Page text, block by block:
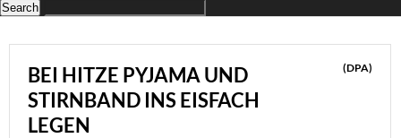
BEI HITZE PYJAMA UND
STIRNBAND INS EISFACH
LEGEN
(DPA)